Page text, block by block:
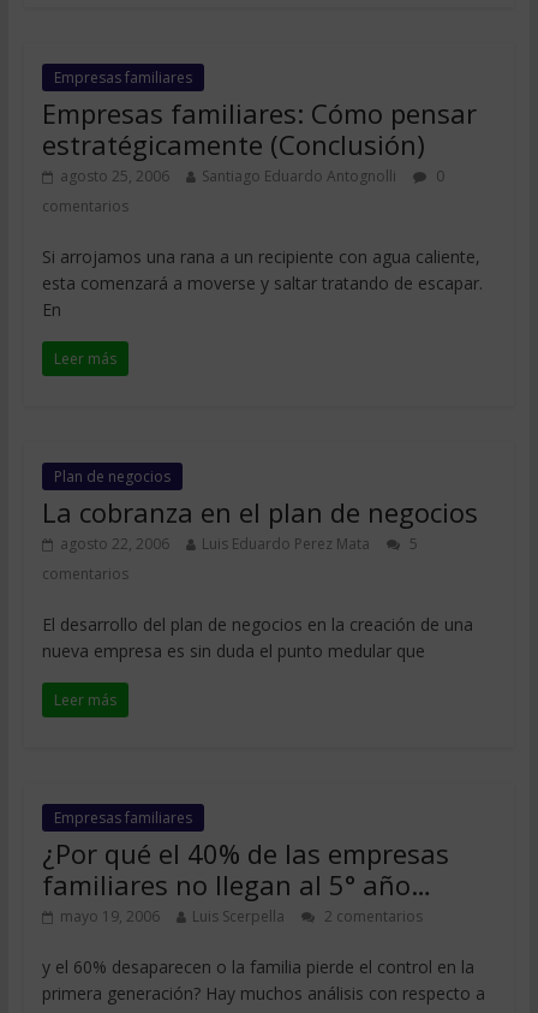
Empresas familiares
Empresas familiares: Cómo pensar
estratégicamente (Conclusión)
agosto 25, 2006 Santiago Eduardo Antognolli
0
comentarios
Si arrojamos una rana a un recipiente con agua caliente,
esta comenzará a moverse y saltar tratando de escapar.
En
Leer más
Plan de negocios
La cobranza en el plan de negocios
agosto 22, 2006 Luis Eduardo Perez Mata
5
comentarios
El desarrollo del plan de negocios en la creación de una
nueva empresa es sin duda el punto medular que
Leer más
Empresas familiares
¿Por qué el 40% de las empresas
familiares no llegan al 5° año…
mayo 19, 2006 Luis Scerpella 2 comentarios
y el 60% desaparecen o la familia pierde el control en la
primera generación? Hay muchos análisis con respecto a